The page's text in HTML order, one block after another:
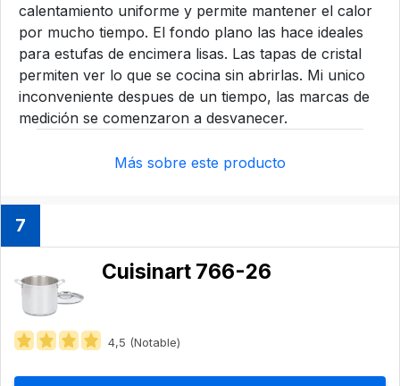
calentamiento uniforme y permite mantener el calor
por mucho tiempo. El fondo plano las hace ideales
para estufas de encimera lisas. Las tapas de cristal
permiten ver lo que se cocina sin abrirlas. Mi unico
inconveniente despues de un tiempo, las marcas de
medición se comenzaron a desvanecer.
Más sobre este producto
7
Cuisinart 766-26
4,5 (Notable)